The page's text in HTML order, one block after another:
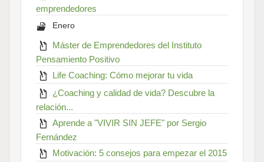
emprendedores
Enero
Máster de Emprendedores del Instituto
Pensamiento Positivo
Life Coaching: Cómo mejorar tu vida
¿Coaching y calidad de vida? Descubre la
relación...
Aprende a "VIVIR SIN JEFE" por Sergio
Fernández
Motivación: 5 consejos para empezar el 2015